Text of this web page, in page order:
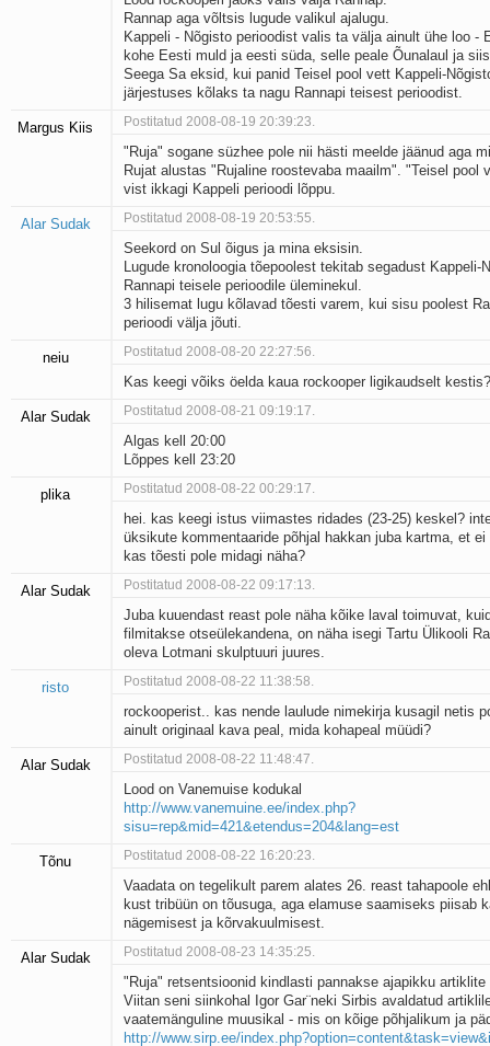
Rannap aga võltsis lugude valikul ajalugu.
Kappeli - Nõgisto perioodist valis ta välja ainult ühe loo -
kohe Eesti muld ja eesti süda, selle peale Õunalaul ja
Seega Sa eksid, kui panid Teisel pool vett Kappeli-
järjestuses kõlaks ta nagu Rannapi teisest perioodist.
Margus Kiis Postitatud 2008-08-19 20:39:23.
"Ruja" sogane süzhee pole nii hästi meelde jäänud aga
Rujat alustas "Rujaline roostevaba maailm". "Teisel pool
vist ikkagi Kappeli perioodi lõppu.
Alar Sudak Postitatud 2008-08-19 20:53:55.
Seekord on Sul õigus ja mina eksisin.
Lugude kronoloogia tõepoolest tekitab segadust Kappeli-
Rannapi teisele perioodile üleminekul.
3 hilisemat lugu kõlavad tõesti varem, kui sisu poolest
perioodi välja jõuti.
neiu Postitatud 2008-08-20 22:27:56.
Kas keegi võiks öelda kaua rockooper ligikaudselt kestis?
Alar Sudak Postitatud 2008-08-21 09:19:17.
Algas kell 20:00
Lõppes kell 23:20
plika Postitatud 2008-08-22 00:29:17.
hei. kas keegi istus viimastes ridades (23-25) keskel?
üksikute kommentaaride põhjal hakkan juba kartma, et
kas tõesti pole midagi näha?
Alar Sudak Postitatud 2008-08-22 09:17:13.
Juba kuuendast reast pole näha kõike laval toimuvat,
filmitakse otseülekandena, on näha isegi Tartu Ülikooli
oleva Lotmani skulptuuri juures.
risto Postitatud 2008-08-22 11:38:58.
rockooperist.. kas nende laulude nimekirja kusagil netis
ainult originaal kava peal, mida kohapeal müüdi?
Alar Sudak Postitatud 2008-08-22 11:48:47.
Lood on Vanemuise kodukal
http://www.vanemuine.ee/index.php?
sisu=rep&mid=421&etendus=204&lang=est
Tõnu Postitatud 2008-08-22 16:20:23.
Vaadata on tegelikult parem alates 26. reast tahapoole
kust tribüün on tõusuga, aga elamuse saamiseks piisab
nägemisest ja kõrvakuulmisest.
Alar Sudak Postitatud 2008-08-23 14:35:25.
"Ruja" retsentsioonid kindlasti pannakse ajapikku artiklite
Viitan seni siinkohal Igor Gar¨neki Sirbis avaldatud
vaatemänguline muusikal - mis on kõige põhjalikum ja
http://www.sirp.ee/